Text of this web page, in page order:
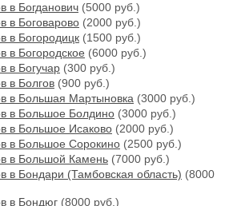
в Богданович (5000 руб.)
в Боговарово (2000 руб.)
в Богородицк (1500 руб.)
в Богородское (6000 руб.)
в Богучар (300 руб.)
в Болгов (900 руб.)
в Большая Мартыновка (3000 руб.)
в Большое Болдино (3000 руб.)
в Большое Исаково (2000 руб.)
в Большое Сорокино (2500 руб.)
в Большой Камень (7000 руб.)
в Бондари (Тамбовская область) (8000
в Бондюг (8000 руб.)